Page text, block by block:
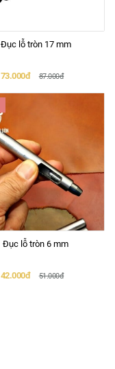
Đục lỗ tròn 17 mm
73.000đ 87.000đ
Đục lỗ tròn 6 mm
42.000đ 51.000đ